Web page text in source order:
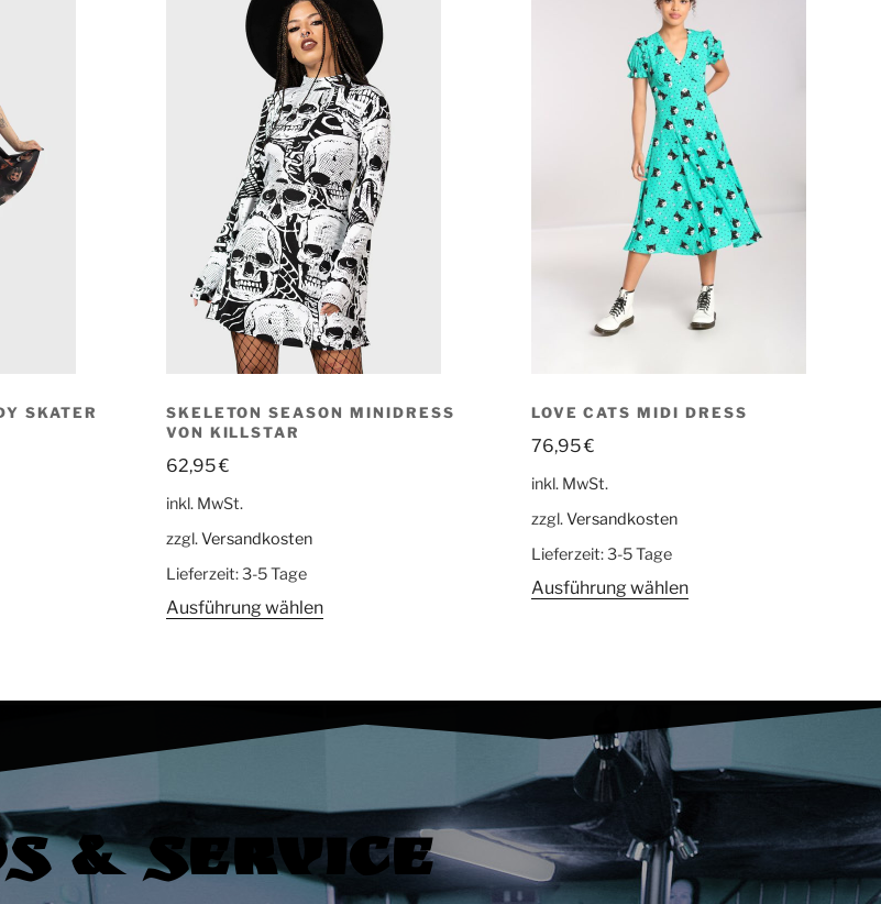
SKATER
SKELETON SEASON MINIDRESS
VON KILLSTAR
62,95€
inkl. MwSt.
zzgl.Versandkosten
Lieferzeit:3-5 Tage
Ausführung wählen
LOVE CATS MIDI DRESS
76,95€
inkl. MwSt.
zzgl.Versandkosten
Lieferzeit:3-5 Tage
Ausführung wählen
& Service